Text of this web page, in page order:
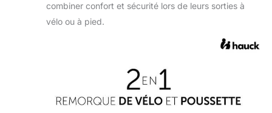
combiner confort et sécurité lors de leurs sorties à
vélo ou à pied.